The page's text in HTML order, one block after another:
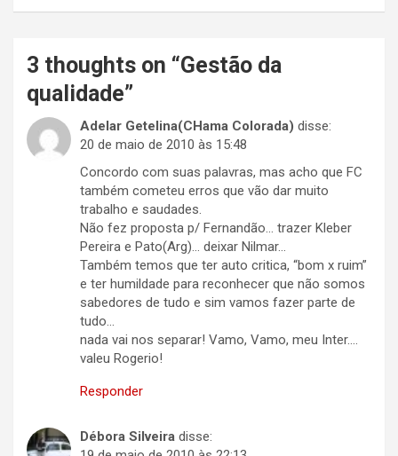
3 thoughts on “Gestão da
qualidade”
Adelar Getelina(CHama Colorada) disse:
20 de maio de 2010 às 15:48
Concordo com suas palavras, mas acho que FC
também cometeu erros que vão dar muito
trabalho e saudades.
Não fez proposta p/ Fernandão… trazer Kleber
Pereira e Pato(Arg)… deixar Nilmar…
Também temos que ter auto critica, “bom x ruim”
e ter humildade para reconhecer que não somos
sabedores de tudo e sim vamos fazer parte de
tudo…
nada vai nos separar! Vamo, Vamo, meu Inter….
valeu Rogerio!
Responder
Débora Silveira disse: